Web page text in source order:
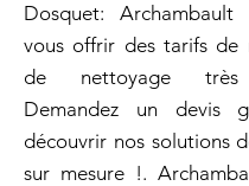
Dosquet: Archambault
vous offrir des tarifs de
de nettoyage très
Demandez un devis
découvrir nos solutions
sur mesure !.